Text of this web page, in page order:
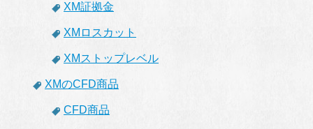
XM証拠金
XMロスカット
XMストップレベル
XMのCFD商品
CFD商品